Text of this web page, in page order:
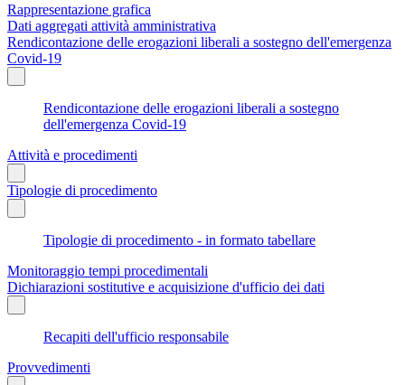
Rappresentazione grafica
Dati aggregati attività amministrativa
Rendicontazione delle erogazioni liberali a sostegno dell'emergenza
Covid-19
Rendicontazione delle erogazioni liberali a sostegno
dell'emergenza Covid-19
Attività e procedimenti
Tipologie di procedimento
Tipologie di procedimento - in formato tabellare
Monitoraggio tempi procedimentali
Dichiarazioni sostitutive e acquisizione d'ufficio dei dati
Recapiti dell'ufficio responsabile
Provvedimenti